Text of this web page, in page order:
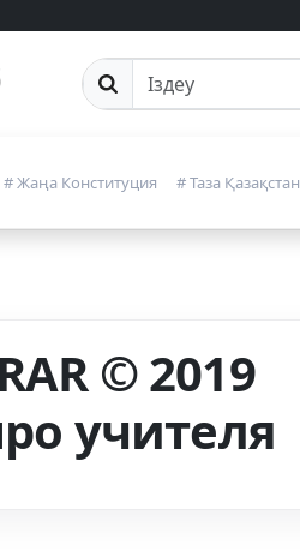
Сайттан іздеу
# Жаңа Конституция # Таза Қазақстан
© 2019
учителя